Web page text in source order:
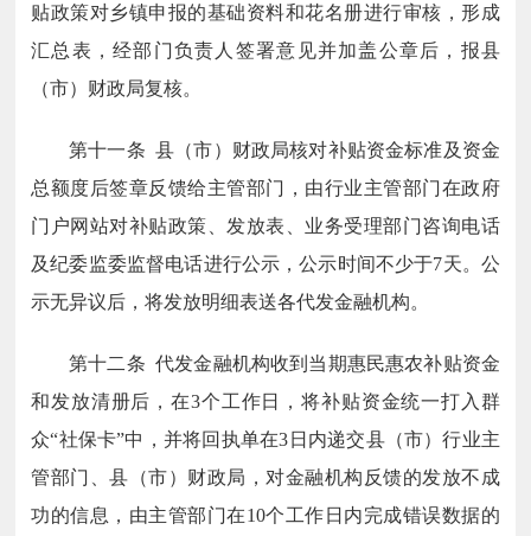
贴政策对乡镇申报的基础资料和花名册进行审核，形成
汇总表，经部门负责人签署意见并加盖公章后，报县
（市）财政局复核。
第十一条 县（市）财政局核对补贴资金标准及资金
总额度后签章反馈给主管部门，由行业主管部门在政府
门户网站对补贴政策、发放表、业务受理部门咨询电话
及纪委监委监督电话进行公示，公示时间不少于7天。公
示无异议后，将发放明细表送各代发金融机构。
第十二条 代发金融机构收到当期惠民惠农补贴资金
和发放清册后，在3个工作日，将补贴资金统一打入群
众“社保卡”中，并将回执单在3日内递交县（市）行业主
管部门、县（市）财政局，对金融机构反馈的发放不成
功的信息，由主管部门在10个工作日内完成错误数据的